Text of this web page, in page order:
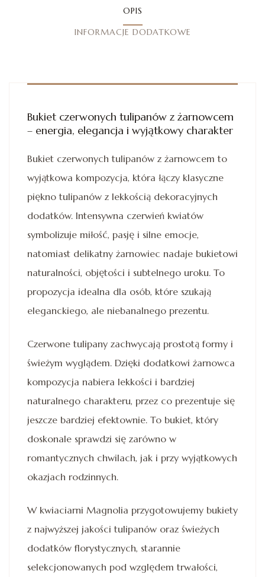
OPIS
INFORMACJE DODATKOWE
Bukiet czerwonych tulipanów z żarnowcem
– energia, elegancja i wyjątkowy charakter
Bukiet czerwonych tulipanów z żarnowcem to
wyjątkowa kompozycja, która łączy klasyczne
piękno tulipanów z lekkością dekoracyjnych
dodatków. Intensywna czerwień kwiatów
symbolizuje miłość, pasję i silne emocje,
natomiast delikatny żarnowiec nadaje bukietowi
naturalności, objętości i subtelnego uroku. To
propozycja idealna dla osób, które szukają
eleganckiego, ale niebanalnego prezentu.
Czerwone tulipany zachwycają prostotą formy i
świeżym wyglądem. Dzięki dodatkowi żarnowca
kompozycja nabiera lekkości i bardziej
naturalnego charakteru, przez co prezentuje się
jeszcze bardziej efektownie. To bukiet, który
doskonale sprawdzi się zarówno w
romantycznych chwilach, jak i przy wyjątkowych
okazjach rodzinnych.
W kwiaciarni Magnolia przygotowujemy bukiety
z najwyższej jakości tulipanów oraz świeżych
dodatków florystycznych, starannie
selekcjonowanych pod względem trwałości,